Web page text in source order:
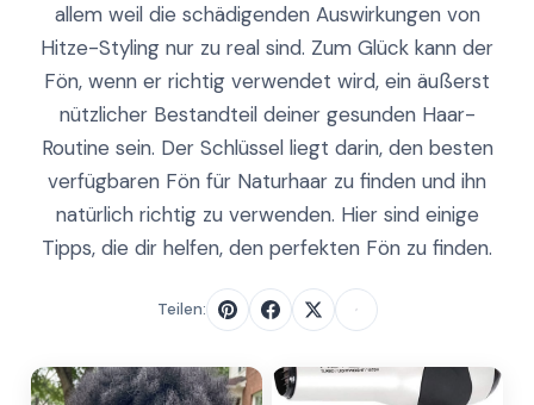
allem weil die schädigenden Auswirkungen von
Hitze-Styling nur zu real sind. Zum Glück kann der
Fön, wenn er richtig verwendet wird, ein äußerst
nützlicher Bestandteil deiner gesunden Haar-
Routine sein. Der Schlüssel liegt darin, den besten
verfügbaren Fön für Naturhaar zu finden und ihn
natürlich richtig zu verwenden. Hier sind einige
Tipps, die dir helfen, den perfekten Fön zu finden.
Teilen: